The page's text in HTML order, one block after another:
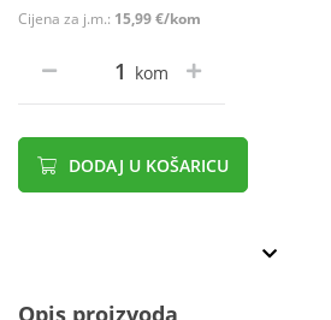
Cijena za j.m.: 15,99 €/kom
kom
DODAJ U KOŠARICU